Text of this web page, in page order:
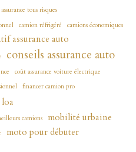
assurance tous risques
camion réfrigéré
camions économiques
assurance auto
conseils assurance auto
coût assurance voiture électrique
financer camion pro
loa
camions mobilité urbaine
moto pour débuter